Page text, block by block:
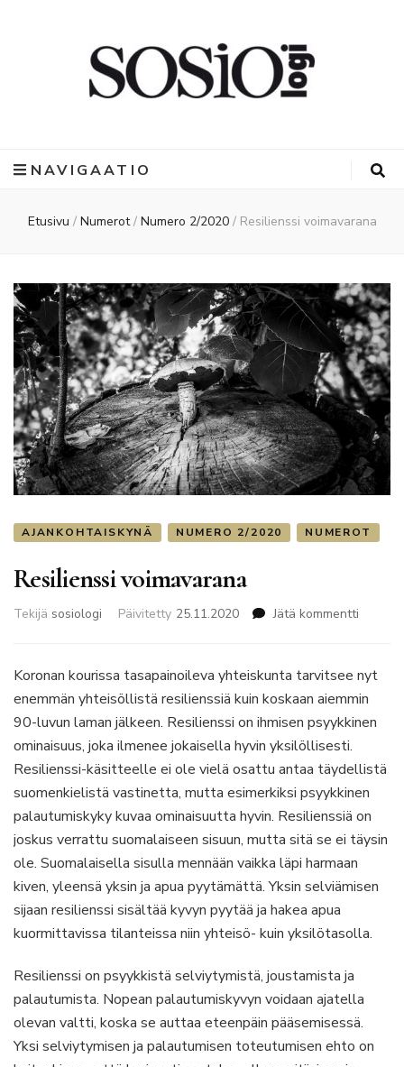
NAVIGAATIO
Etusivu / Numerot/ Numero 2/2020 / Resilienssi voimavarana
AJANKOHTAISKYNÄ NUMERO 2/2020 NUMEROT
Resilienssi voimavarana
Tekijä sosiologi Päivitetty 25.11.2020 Jätä kommentti
Koronan kourissa tasapainoileva yhteiskunta tarvitsee nyt
enemmän yhteisöllistä resilienssiä kuin koskaan aiemmin
90-luvun laman jälkeen. Resilienssi on ihmisen psyykkinen
ominaisuus, joka ilmenee jokaisella hyvin yksilöllisesti.
Resilienssi-käsitteelle ei ole vielä osattu antaa täydellistä
suomenkielistä vastinetta, mutta esimerkiksi psyykkinen
palautumiskyky kuvaa ominaisuutta hyvin. Resilienssiä on
joskus verrattu suomalaiseen sisuun, mutta sitä se ei täysin
ole. Suomalaisella sisulla mennään vaikka läpi harmaan
kiven, yleensä yksin ja apua pyytämättä. Yksin selviämisen
sijaan resilienssi sisältää kyvyn pyytää ja hakea apua
kuormittavissa tilanteissa niin yhteisö- kuin yksilötasolla.
Resilienssi on psyykkistä selviytymistä, joustamista ja
palautumista. Nopean palautumiskyvyn voidaan ajatella
olevan valtti, koska se auttaa eteenpäin pääsemisessä.
Yksi selviytymisen ja palautumisen toteutumisen ehto on